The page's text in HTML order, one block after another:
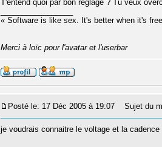
T'entend quoi par bon réglage ? Tu veux
« Software is like sex. It's better when it's
Merci à loïc pour l'avatar et l'userbar
Posté le: 17 Déc 2005 à 19:07 Sujet du
je voudrais connaitre le voltage et la